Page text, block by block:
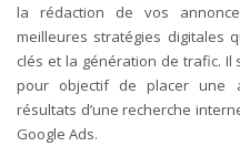
la rédaction de vos
meilleures stratégies digitales
clés et la génération de trafic.
pour objectif de placer une
résultats d’une recherche
Google Ads.